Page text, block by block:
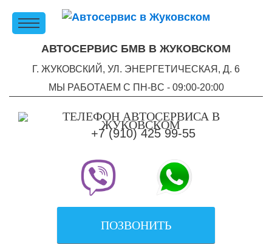
АВТОСЕРВИС БМВ В ЖУКОВСКОМ
Г. ЖУКОВСКИЙ, УЛ. ЭНЕРГЕТИЧЕСКАЯ, Д. 6
МЫ РАБОТАЕМ С ПН-ВC - 09:00-20:00
+7 (910) 425 99-55
ПОЗВОНИТЬ